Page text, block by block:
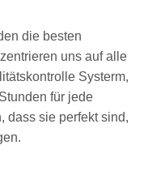
die besten
uns auf alle
Systerm,
für jede
dass sie perfekt sind,